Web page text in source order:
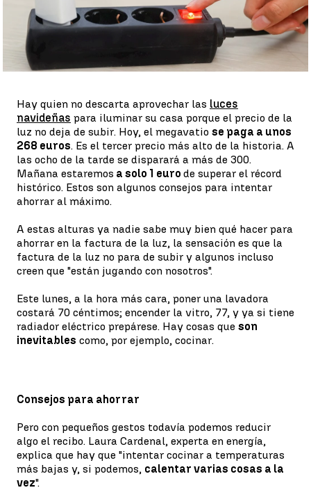
Antena 3 Noticias
Publicado:13 de diciembre de 2021, 17:15
Linkedin
Hay quien no descarta aprovechar las luces
navideñas para iluminar su casa porque el precio de la
luz no deja de subir. Hoy, el megavatio se paga a unos
268 euros. Es el tercer precio más alto de la historia. A
las ocho de la tarde se disparará a más de 300.
Mañana estaremos a solo 1 euro de superar el récord
histórico. Estos son algunos consejos para intentar
ahorrar al máximo.
A estas alturas ya nadie sabe muy bien qué hacer para
ahorrar en la factura de la luz, la sensación es que la
factura de la luz no para de subir y algunos incluso
creen que "están jugando con nosotros".
Este lunes, a la hora más cara, poner una lavadora
costará 70 céntimos; encender la vitro, 77, y ya si tiene
radiador eléctrico prepárese. Hay cosas que son
inevitables como, por ejemplo, cocinar.
Consejos para ahorrar
Pero con pequeños gestos todavía podemos reducir
algo el recibo. Laura Cardenal, experta en energía,
explica que hay que "intentar cocinar a temperaturas
más bajas y, si podemos, calentar varias cosas a la
vez".